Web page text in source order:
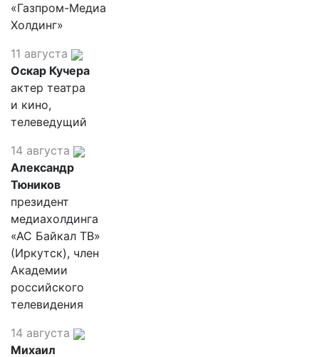
«Газпром-Медиа
Холдинг»
11 августа
Оскар Кучера
актер театра
и кино,
телеведущий
14 августа
Александр
Тюников
президент
медиахолдинга
«АС Байкал ТВ»
(Иркутск), член
Академии
российского
телевидения
14 августа
Михаил